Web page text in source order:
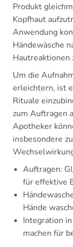
Produkt
Kopfhaut
Anwendung
Händewäsche
Hautreaktionen
Um die
erleichtern, ist
Rituale
zum Auftragen
Apotheker
insbesondere
Auftragen:
für effektive
Hände
Integration
machen für